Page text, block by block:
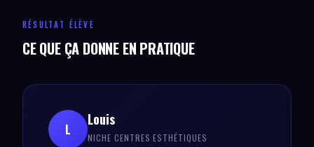
RÉSULTAT ÉLÈVE
CE QUE ÇA DONNE EN PRATIQUE
L
Louis
NICHE CENTRES ESTHÉTIQUES